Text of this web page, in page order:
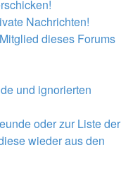
Nachrichten!
dieses Forums
und ignorierten
oder zur Liste der
wieder aus den